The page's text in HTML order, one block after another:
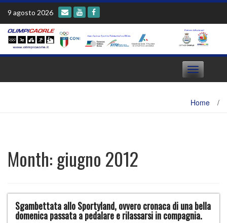
Skip
content
9 agosto 2026
Toggle
navigation
Home /
Month: giugno 2012
Sgambettata allo Sportyland, ovvero cronaca di una bella
domenica passata a pedalare e rilassarsi in compagnia.